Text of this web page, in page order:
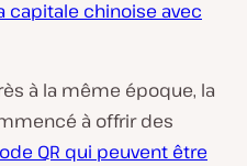
capitale chinoise avec
à la même époque, la
à offrir des
QR qui peuvent être